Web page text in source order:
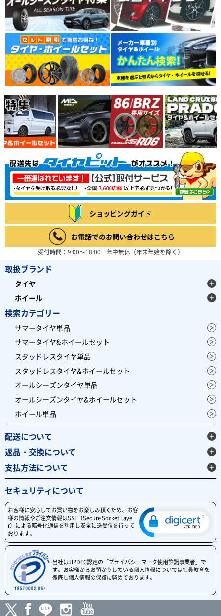
ショッピングガイド
お電話でのお問い合わせはこちら
受付時間：9:00～18:00 年中無休（年末年始を除く）
取扱ブランド
タイヤ
ホイール
検索カテゴリー
サマータイヤ単品
サマータイヤ&ホイールセット
スタッドレスタイヤ単品
スタッドレスタイヤ&ホイールセット
オールシーズンタイヤ単品
オールシーズンタイヤ&ホイールセット
ホイール単品
配送について
返品・交換について
支払方法について
セキュリティについて
お客様に安心してお買い物をお楽しみ頂くため、お客
様の情報やご注文情報はSSL（Secure Socket Laye
r）による暗号化通信を利用し安全に送受信を行って
おります。
当社はJIPDEC認定の「プライバシーマーク使用許諾事業者」で
す。お客様からお預かりしている個人情報については社員教育を
徹底し個人情報の保護に努めております。